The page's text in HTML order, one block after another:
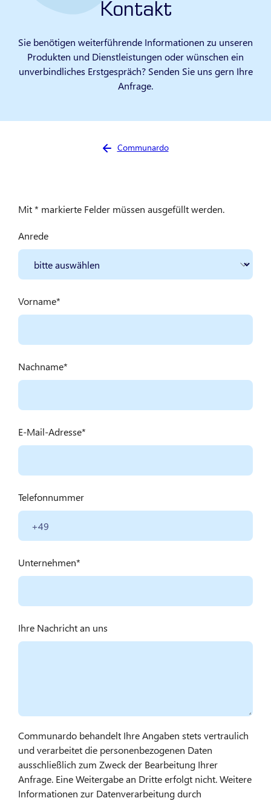
Kontakt
Sie benötigen weiterführende Informationen zu unseren
Produkten und Dienstleistungen oder wünschen ein
unverbindliches Erstgespräch? Senden Sie uns gern Ihre
Anfrage.
Sie sind hier:
Communardo
Mit * markierte Felder müssen ausgefüllt werden.
Anrede
Vorname
Nachname
E-Mail-Adresse
Telefonnummer
Unternehmen
Ihre Nachricht an uns
Communardo behandelt Ihre Angaben stets vertraulich
und verarbeitet die personenbezogenen Daten
ausschließlich zum Zweck der Bearbeitung Ihrer
Anfrage. Eine Weitergabe an Dritte erfolgt nicht. Weitere
Informationen zur Datenverarbeitung durch